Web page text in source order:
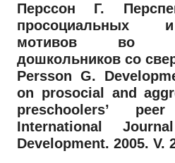
Перссон Г.
просоциальных
мотивов во
дошкольников со
Persson G.
on prosocial and
preschoolers’
International
Development. 2005. V.